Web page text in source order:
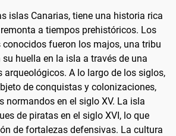
islas Canarias, tiene una historia rica
a tiempos prehistóricos. Los
fueron los majos, una tribu
su huella en la isla a través de una
arqueológicos. A lo largo de los siglos,
de conquistas y colonizaciones,
normandos en el siglo XV. La isla
de piratas en el siglo XVI, lo que
de fortalezas defensivas. La cultura